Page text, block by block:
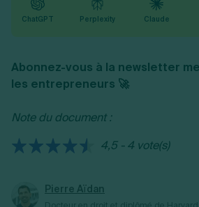
ChatGPT Perplexity Claude
Abonnez-vous à la newsletter
les entrepreneurs 🚀
Note du document :
4,5 - 4 vote(s)
Pierre Aïdan